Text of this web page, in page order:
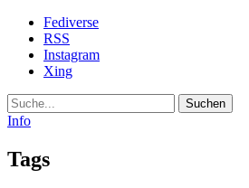
Fediverse
RSS
Instagram
Xing
Suche
Info
Tags